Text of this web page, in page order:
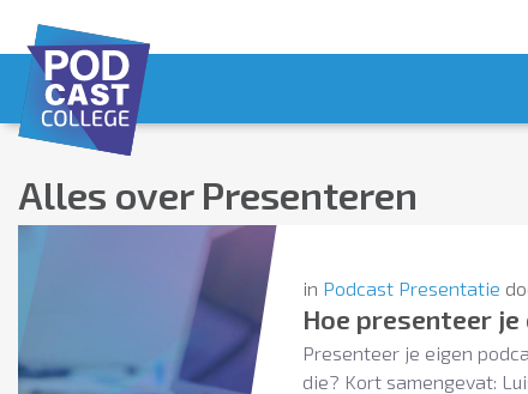
Alles over Presenteren
in Podcast Presentatie
Hoe presenteer
Presenteer je eigen
die? Kort samengevat: